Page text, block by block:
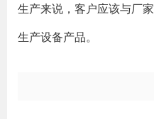
生产来说，客户应该与厂
生产设备产品。